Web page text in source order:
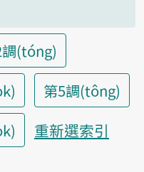
(tóng)
第5調(tông)
重新選索引